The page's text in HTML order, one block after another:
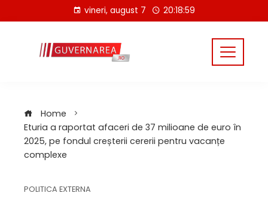
to
vineri, august 7 20:18:59
Home
Eturia a raportat afaceri de 37 milioane de euro în
2025, pe fondul creșterii cererii pentru vacanțe
complexe
POLITICA EXTERNA